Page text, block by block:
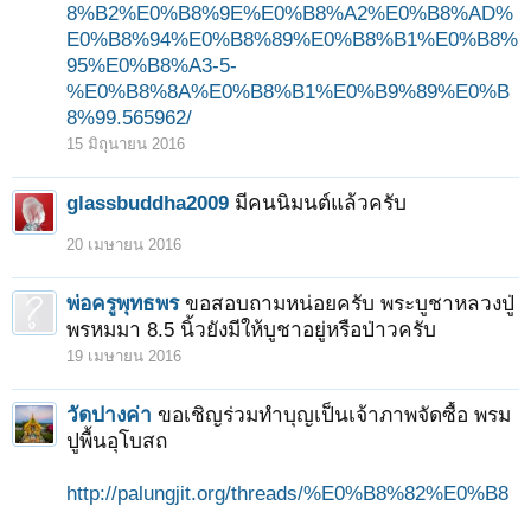
8%B2%E0%B8%9E%E0%B8%A2%E0%B8%AD%
E0%B8%94%E0%B8%89%E0%B8%B1%E0%B8%
95%E0%B8%A3-5-
%E0%B8%8A%E0%B8%B1%E0%B9%89%E0%B
8%99.565962/
15 มิถุนายน 2016
glassbuddha2009 มีคนนิมนต์แล้วครับ
20 เมษายน 2016
พ่อครูพุทธพร ขอสอบถามหน่อยครับ พระบูชาหลวงปู่
พรหมมา 8.5 นิ้วยังมีให้บูชาอยู่หรือป่าวครับ
19 เมษายน 2016
วัดปางค่า ขอเชิญร่วมทำบุญเป็นเจ้าภาพจัดซื้อ พรม
ปูพื้นอุโบสถ
http://palungjit.org/threads/%E0%B8%82%E0%B8